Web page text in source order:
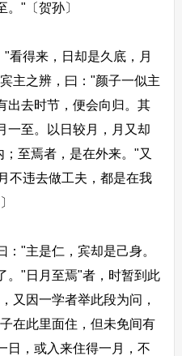
。"〔贺孙〕
得来，日却是久底，月
主之辨，曰："颜子一似主
出去时节，便会向归。其
一至。以日较月，月又却
至焉者，是在外来。"又
不违去做工夫，都是在我
"主是仁，宾却是己身。
。"日月至焉"者，时暂到此
又因一学者举此段为问，
在此里面住，但未免间有
日，或入来住得一月，不